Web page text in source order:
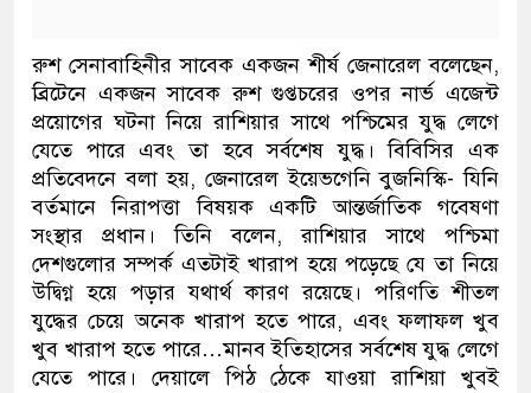
রুশ সেনাবাহিনীর সাবেক একজন শীর্ষ জেনারেল বলেছেন,
ব্রিটেনে একজন সাবেক রুশ গুপ্তচরের ওপর নার্ভ এজেন্ট
প্রয়োগের ঘটনা নিয়ে রাশিয়ার সাথে পশ্চিমের যুদ্ধ লেগে
যেতে পারে এবং তা হবে সর্বশেষ যুদ্ধ। বিবিসির এক
প্রতিবেদনে বলা হয়, জেনারেল ইয়েভগেনি বুজনিস্কি- যিনি
বর্তমানে নিরাপত্তা বিষয়ক একটি আন্তর্জাতিক গবেষণা
সংস্থার প্রধান। তিনি বলেন, রাশিয়ার সাথে পশ্চিমা
দেশগুলোর সম্পর্ক এতটাই খারাপ হয়ে পড়েছে যে তা নিয়ে
উদ্বিগ্ন হয়ে পড়ার যথার্থ কারণ রয়েছে। পরিণতি শীতল
যুদ্ধের চেয়ে অনেক খারাপ হতে পারে, এবং ফলাফল খুব
খুব খারাপ হতে পারে…মানব ইতিহাসের সর্বশেষ যুদ্ধ লেগে
যেতে পারে। দেয়ালে পিঠ ঠেকে যাওয়া রাশিয়া খুবই